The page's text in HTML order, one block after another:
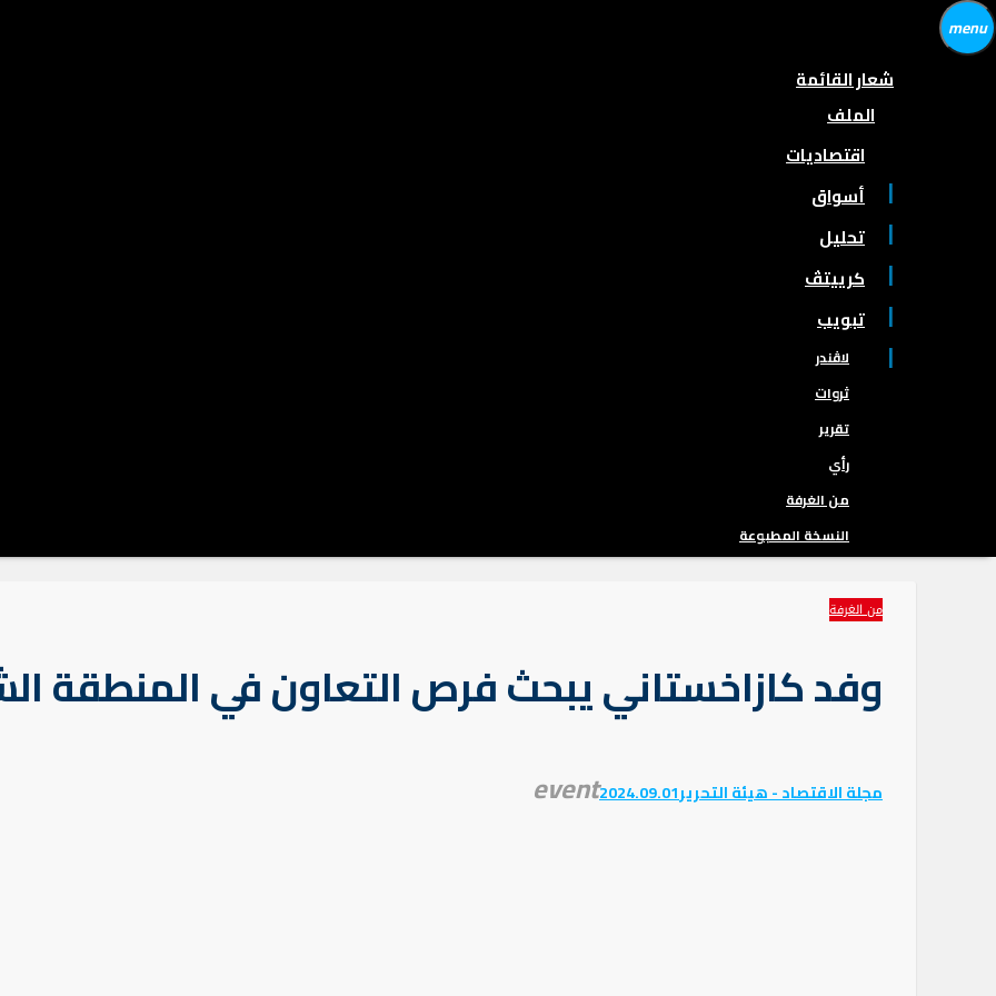
menu
شعار القائمة
الملف
اقتصاديات
أسواق
تحليل
كرييتڤ
تبويب
لاڤندر
ثروات
تقرير
رأي
من الغرفة
النسخة المطبوعة
من الغرفة
وفد كازاخستاني يبحث فرص التعاون في المنطقة
مجلة الاقتصاد - هيئة التحرير event2024.09.01